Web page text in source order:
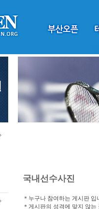
국내선수사진
＊누구나 참여하는 게시판
＊게시판의 성격에 맞지 않